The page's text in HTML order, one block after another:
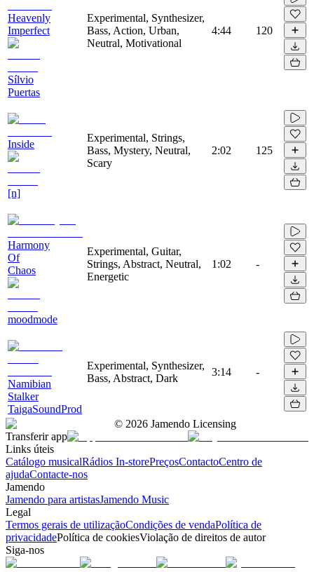
Heavenly
Imperfect
Sílvio
Puertas
Experimental, Synthesizer,
Bass, Action, Urban,
Neutral, Motivational
4:44 120
Inside
[n]
Experimental, Strings,
Bass, Mystery, Neutral,
Scary
2:02 125
Harmony
Of
Chaos
moodmode
Experimental, Guitar,
Strings, Abstract, Neutral,
Energetic
1:02 -
Namibian
Stalker
TaigaSoundProd
Experimental, Synthesizer,
Bass, Abstract, Dark
3:14 -
© 2026 Jamendo Licensing
Transferir app
Links úteis
Catálogo musicalRádios In-storePreçosContactoCentro de
ajudaContacte-nos
Jamendo
Jamendo para artistasJamendo Music
Legal
Termos gerais de utilizaçãoCondições de vendaPolítica de
privacidadePolítica de cookiesViolação de direitos de autor
Siga-nos